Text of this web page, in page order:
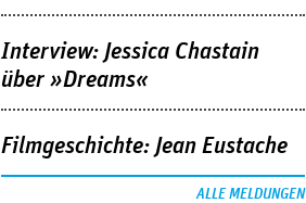
Interview: Jessica Chastain
über »Dreams«
Filmgeschichte: Jean Eustache
ALLE MELDUNGEN